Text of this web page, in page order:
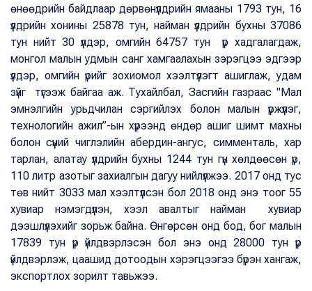
өнөөдрийн байдлаар дөрвөнүүлдрийн ямааны 1793 тун, 16
үүлдрийн хонины 25878 тун, найман үүлдрийн бухны 37086
тун нийт 30 үүлдэр, омгийн 64757 тун үр хадгалагдаж,
монгол малын удмын санг хамгаалахын зэрэгцээ эдгээр
үүлдэр, омгийн үрийг зохиомол хээлтүүлэгт ашиглаж, удам
зүйг түгээж байгаа аж. Тухайлбал, Засгийн газраас "Мал
эмнэлгийн урьдчилан сэргийлэх болон малын үржүүлэг,
технологийн ажил”-ын хүрээнд өндөр ашиг шимт махны
болон сүүний чиглэлийн абердин-ангус, симменталь, хар
тарлан, алатау үүлдрийн бухны 1244 тун гүн хөлдөөсөн үр,
110 литр азотыг захиалгын дагуу нийлүүлжээ. 2017 онд тус
төв нийт 3033 мал хээлтүүлсэн бол 2018 онд энэ тоог 55
хувиар нэмэгдүүлэн, хээл авалтыг найман хувиар
дээшлүүлэхийг зорьж байна. Өнгөрсөн онд бод, бог малын
17839 тун үр үйлдвэрлэсэн бол энэ онд 28000 тун үр
үйлдвэрлэж, цаашид дотоодын хэрэгцээгээ бүрэн хангаж,
экспортлох зорилт тавьжээ.